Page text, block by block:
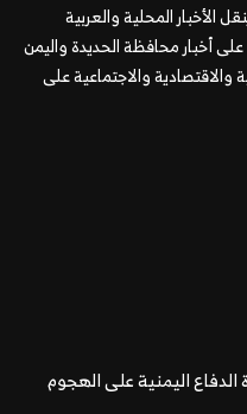
الأخبار المحلية والعربية
أخبار محافظة الحديدة واليمن
والاجتماعية على
الدفاع اليمنية على الهجوم